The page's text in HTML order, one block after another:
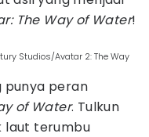
The Way of Water!
Studios/Avatar 2: The Way
punya peran
of Water. Tulkun
laut terumbu